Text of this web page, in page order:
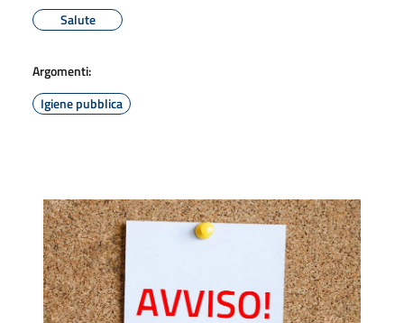
Salute
Argomenti:
Igiene pubblica